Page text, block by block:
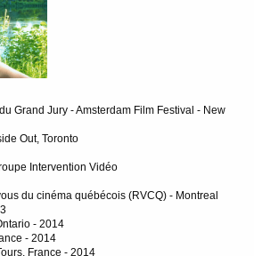
Grand Jury - Amsterdam Film Festival - New
Out, Toronto
Intervention Vidéo
du cinéma québécois (RVCQ) - Montreal
- 2014
- 2014
France - 2014